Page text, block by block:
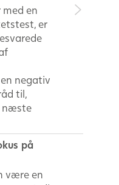
en
er
negativ
til,
næste
på
være en